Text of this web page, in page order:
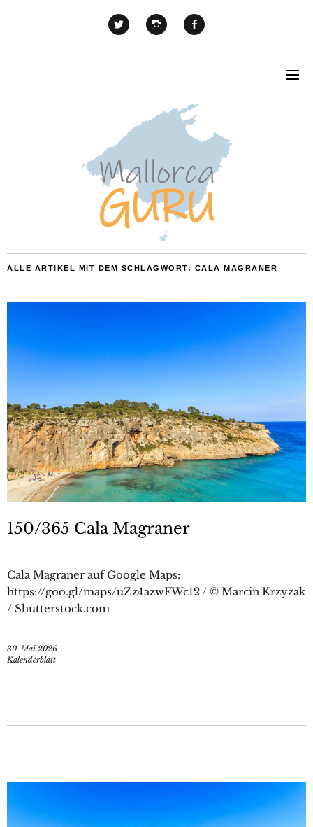
ALLE ARTIKEL MIT DEM SCHLAGWORT: CALA MAGRANER
150/365 Cala Magraner
Cala Magraner auf Google Maps:
https://goo.gl/maps/uZz4azwFWc12 / © Marcin Krzyzak
/ Shutterstock.com
30. Mai 2026
Kalenderblatt